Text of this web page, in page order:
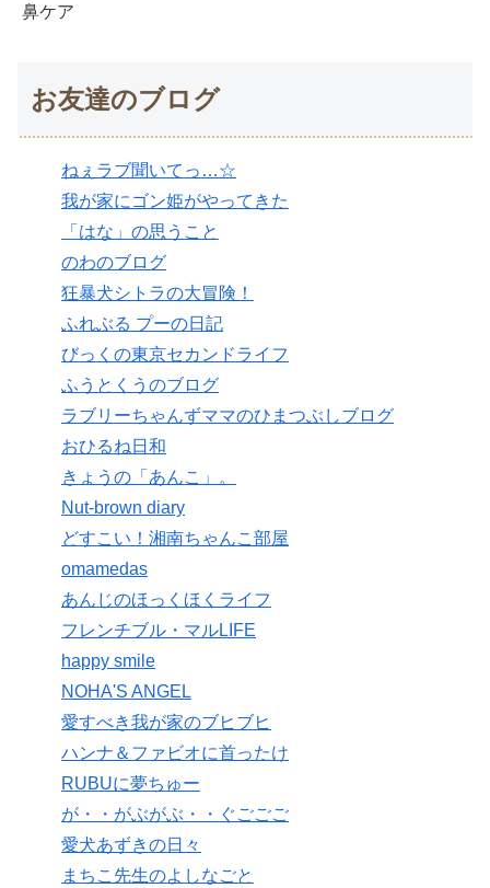
鼻ケア
お友達のブログ
ねぇラブ聞いてっ…☆
我が家にゴン姫がやってきた
「はな」の思うこと
のわのブログ
狂暴犬シトラの大冒険！
ふれぶる プーの日記
びっくの東京セカンドライフ
ふうとくうのブログ
ラブリーちゃんずママのひまつぶしブログ
おひるね日和
きょうの「あんこ」。
Nut-brown diary
どすこい！湘南ちゃんこ部屋
omamedas
あんじのほっくほくライフ
フレンチブル・マルLIFE
happy smile
NOHA'S ANGEL
愛すべき我が家のブヒブヒ
ハンナ＆ファビオに首ったけ
RUBUに夢ちゅー
が・・がぶがぶ・・ぐごごご
愛犬あずきの日々
まちこ先生のよしなごと